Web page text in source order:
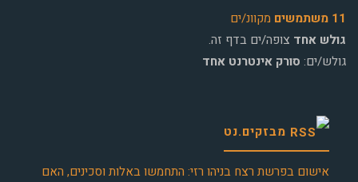
11 משתמשים
מקוונ/ים
גולש אחד צופה/ים בדף זה.
גולש/ים: סורק אינטרנט אחד
מבזקים.נט
אישום בפרשת רצח בניהו רזי: התחמשו באלות וסכינים, האם